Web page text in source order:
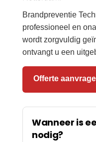
Brandpreventie
professioneel en
wordt zorgvuldig
ontvangt u een
Offerte
Wanneer is
nodig?